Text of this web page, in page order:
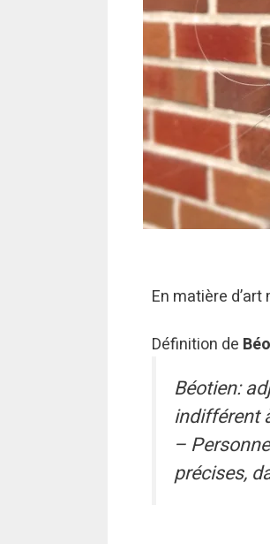
En matière d’art
Définition de
Béotien:
indifférent
–
précises,